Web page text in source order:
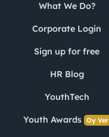
What We Do?
Corporate Login
Sign up for free
HR Blog
YouthTech
Youth Awards Oy Ver